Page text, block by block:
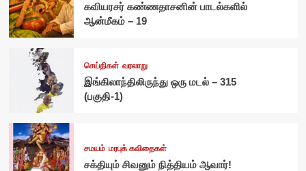
கவியரசர் கண்ணதாசனின் பாடல்களில்
ஆன்மீகம் – 19
செய்திகள் வரலாறு
இங்கிலாந்திலிருந்து ஒரு மடல் – 315
(பகுதி-1)
சமயம் மரபுக் கவிதைகள்
சக்தியும் சிவனும் நித்தியம் ஆவார்!